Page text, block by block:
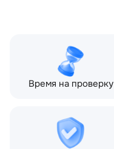
Время на проверку